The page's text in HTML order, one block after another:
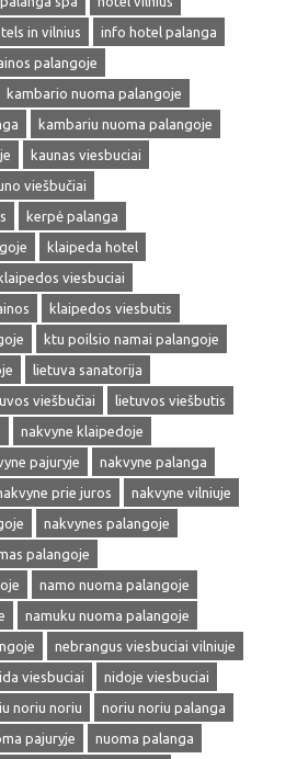
in vilnius
info hotel palanga
palangoje
kambario nuoma palangoje
kambariu nuoma palangoje
kaunas viesbuciai
viešbučiai
kerpė palanga
klaipeda hotel
klaipedos viesbuciai
klaipedos viesbutis
ktu poilsio namai palangoje
lietuva sanatorija
viešbučiai
lietuvos viešbutis
nakvyne klaipedoje
pajuryje
nakvyne palanga
prie juros
nakvyne vilniuje
nakvynes palangoje
palangoje
namo nuoma palangoje
namuku nuoma palangoje
nebrangus viesbuciai vilniuje
viesbuciai
nidoje viesbuciai
noriu noriu
noriu noriu palanga
pajuryje
nuoma palanga